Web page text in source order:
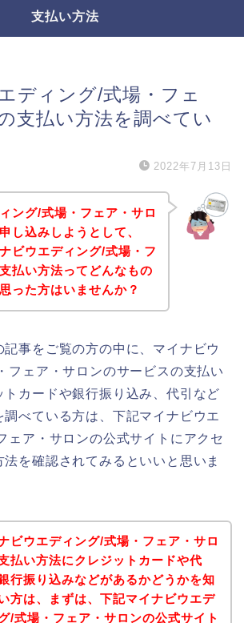
支払い方法
ディング/式場・フェ
支払い方法を調べてい
2022年7月13日
ング/式場・フェア・サロ
し込みしようとして、
ビウエディング/式場・フ
払い方法ってどんなもの
った方はいませんか？
記事をご覧の方の中に、マイナビウ
フェア・サロンのサービスの支払い
トカードや銀行振り込み、代引など
調べている方は、下記マイナビウエ
ェア・サロンの公式サイトにアクセ
法を確認されてみるといいと思いま
ビウエディング/式場・フェア・サロ
払い方法にクレジットカードや代
行振り込みなどがあるかどうかを知
方は、まずは、下記マイナビウエデ
/式場・フェア・サロンの公式サイト